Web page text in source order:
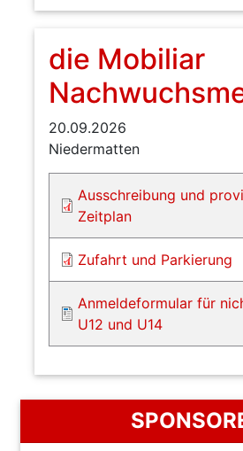
die Mobiliar
20.09.2026
Niedermatten
Ausschreibung und
Zeitplan
Zufahrt und Parkierung
Anmeldeformular für
U12 und U14